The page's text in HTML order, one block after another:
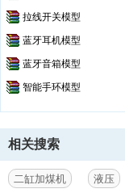
拉线开关模型
蓝牙耳机模型
蓝牙音箱模型
智能手环模型
相关搜索
二缸加煤机 液压